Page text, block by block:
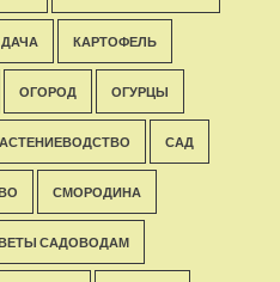
ДАЧА КАРТОФЕЛЬ
ОГОРОД ОГУРЦЫ
САД
СМОРОДИНА
САДОВОДАМ